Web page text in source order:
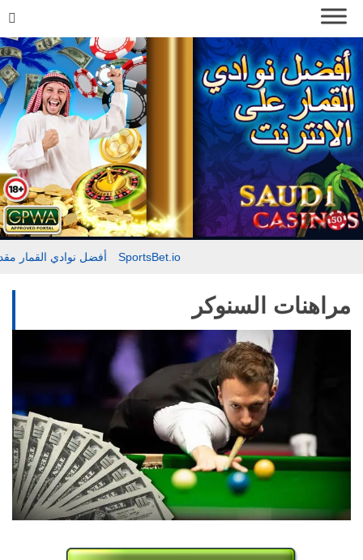
أفضل نوادي القمار مقدمة حول SportsBet.io
مراهنات السنوكر